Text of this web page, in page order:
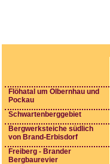
Flöhatal um Olbernhau und
Pockau
Schwartenberggebiet
Bergwerksteiche südlich
von Brand-Erbisdorf
Freiberg - Brander
Bergbaurevier